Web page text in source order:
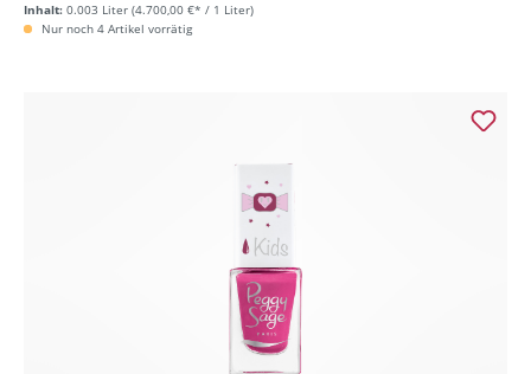
Inhalt: 0.003 Liter (4.700,00 €* / 1 Liter)
Nur noch 4 Artikel vorrätig